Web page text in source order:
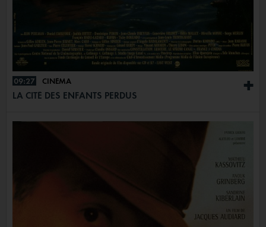
+
09:27 CINÉMA
LA CITÉ DES ENFANTS PERDUS